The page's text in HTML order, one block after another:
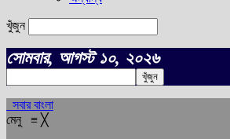
খুঁজুন
সোমবার, আগস্ট ১০, ২০২৬
সবার বাংলা
মেনু ≡ ╳